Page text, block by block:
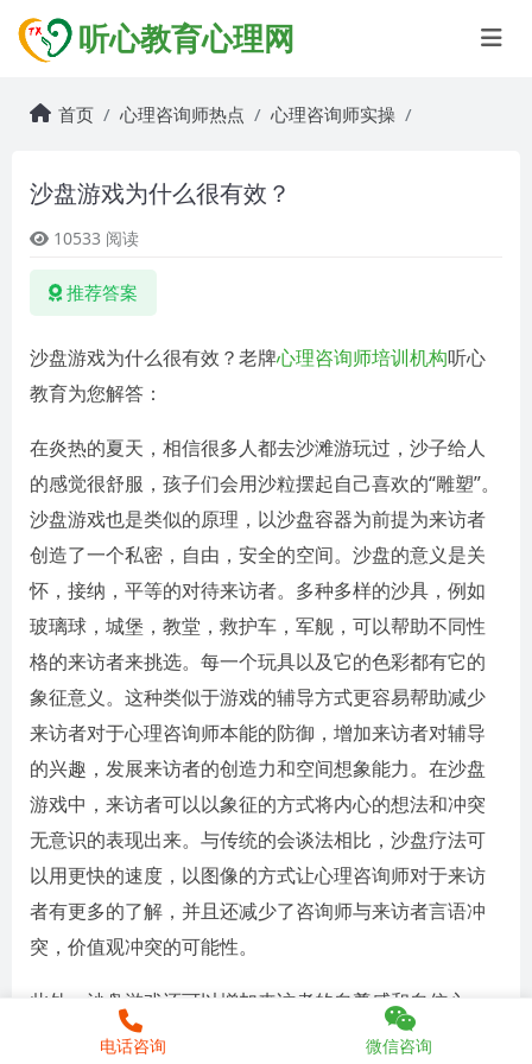
听心教育心理网
首页 心理咨询师热点 心理咨询师实操
沙盘游戏为什么很有效？
10533 阅读
推荐答案
沙盘游戏为什么很有效？老牌心理咨询师培训机构听心
教育为您解答：
在炎热的夏天，相信很多人都去沙滩游玩过，沙子给人
的感觉很舒服，孩子们会用沙粒摆起自己喜欢的“雕塑”。
沙盘游戏也是类似的原理，以沙盘容器为前提为来访者
创造了一个私密，自由，安全的空间。沙盘的意义是关
怀，接纳，平等的对待来访者。多种多样的沙具，例如
玻璃球，城堡，教堂，救护车，军舰，可以帮助不同性
格的来访者来挑选。每一个玩具以及它的色彩都有它的
象征意义。这种类似于游戏的辅导方式更容易帮助减少
来访者对于心理咨询师本能的防御，增加来访者对辅导
的兴趣，发展来访者的创造力和空间想象能力。在沙盘
游戏中，来访者可以以象征的方式将内心的想法和冲突
无意识的表现出来。与传统的会谈法相比，沙盘疗法可
以用更快的速度，以图像的方式让心理咨询师对于来访
者有更多的了解，并且还减少了咨询师与来访者言语冲
突，价值观冲突的可能性。
此外，沙盘游戏还可以增加来访者的自尊感和自信心。
虽然在现实世界中很多人理想暂时因为各种阻碍没有完
电话咨询 微信咨询